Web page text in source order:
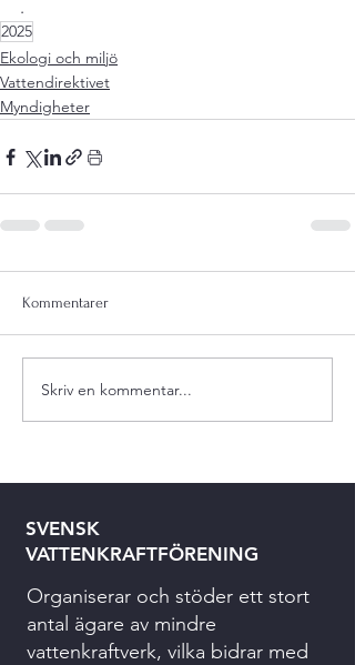
.
2025
Ekologi och miljö
Vattendirektivet
Myndigheter
Kommentarer
Skriv en kommentar...
SVENSK
VATTENKRAFTFÖRENING
Organiserar och stöder ett stort
antal ägare av mindre
vattenkraftverk, vilka bidrar med